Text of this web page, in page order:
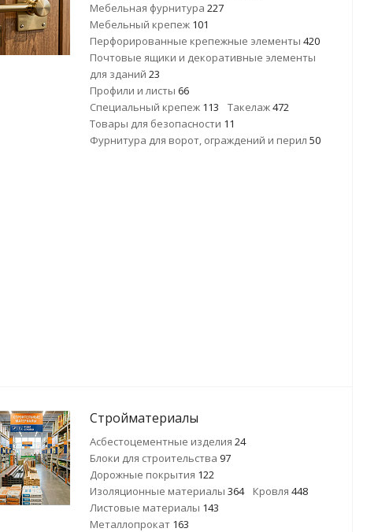
Мебельная фурнитура 227
Мебельный крепеж 101
Перфорированные крепежные элементы 420
Почтовые ящики и декоративные элементы
для зданий 23
Профили и листы 66
Специальный крепеж 113 Такелаж472
Товары для безопасности 11
Фурнитура для ворот, ограждений и перил 50
Стройматериалы
Асбестоцементные изделия 24
Блоки для строительства 97
Дорожные покрытия 122
Изоляционные материалы 364 Кровля 448
Листовые материалы 143
Металлопрокат 163